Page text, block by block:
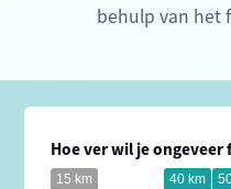
behulp van het
Hoe ver wil je ongeveer
15 km 40 km